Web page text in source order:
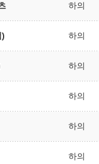
하의
) 하의
하의
하의
하의
하의